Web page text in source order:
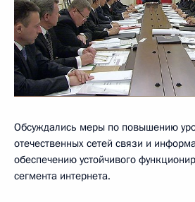
Обсуждались меры по повышению
отечественных сетей связи и
обеспечению устойчивого
сегмента интернета.